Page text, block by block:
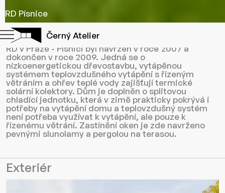
RD Písnice
Černý Atelier
Popis
RD v Praze - Písnici byl navržen v roce 2007 a
dokončen v roce 2009. Jedná se o
nízkoenergetickou dřevostavbu, vytápěnou
systémem teplovzdušného vytápění s řízeným
větráním a ohřev teplé vody zajišťují termické
solární kolektory. Dům je doplněn o splitovou
chladící jednotku, která v zimě prakticky pokrývá i
potřeby na vytápění domu a teplovzdušný systém
není potřeba využívat k vytápění, ale pouze k
řízenému větrání. Zastínění oken je zde navrženo
pevnými slunolamy a pergolou na terasou.
Exteriér